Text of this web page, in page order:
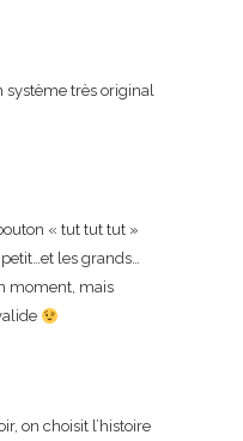
système très original
« tut tut tut »
les grands…
moment, mais
on choisit l’histoire